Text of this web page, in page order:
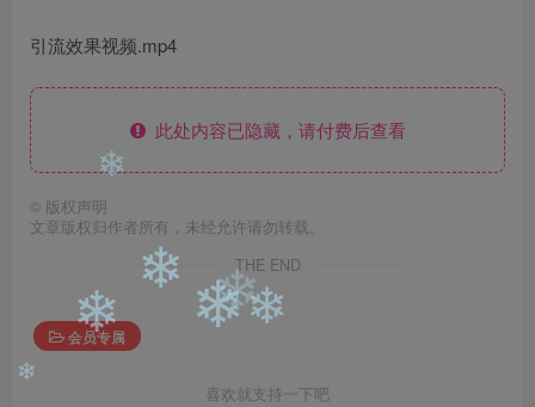
引流效果视频.mp4
此处内容已隐藏，请付费后查看
© 版权声明
文章版权归作者所有，未经允许请勿转载。
THE END
会员专属
喜欢就支持一下吧
❄
❄
❄
❄
❄
❄